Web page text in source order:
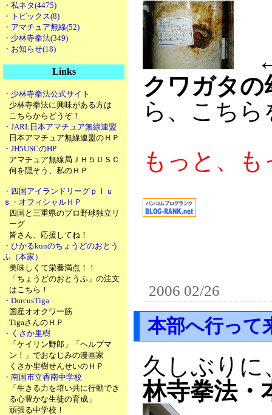
・私ネタ(4475)
・トピックス(8)
・アマチュア無線(52)
・少林寺拳法(349)
・お知らせ(18)
Links
・少林寺拳法公式サイト
少林寺拳法に興味がある方は
こちらからどうぞ！
・JARL日本アマチュア無線連盟
日本アマチュア無線連盟のＨＰ
・JH5USCのHP
アマチュア無線局ＪＨ５ＵＳＣ
何を隠そう、私のＨＰ
・四国アイランドリーグｐｌｕ
ｓ・オフィシャルＨＰ
四国と三重県のプロ野球独立リ
ーグ
皆さん、応援してね！
・ひかるkunのちょうどのおとう
ふ（本家）
美味しくて栄養満点！！
「ちょうどのおとうふ」の注文
はこちら！
・DorcusTiga
国産オオクワ一筋
TigaさんのＨＰ
・くさか里樹
「ケイリン野郎」「ヘルプマ
ン！」でおなじみの漫画家
くさか里樹せんせいのＨＰ
・南国市立香南中学校
「生きる力を培い共に行動でき
る心豊かな生徒の育成」
頑張る中学校！
←
クワガタの
ら、こち
もっと、
2006 02/26
本部へ行って
久しぶりに
林寺拳法・